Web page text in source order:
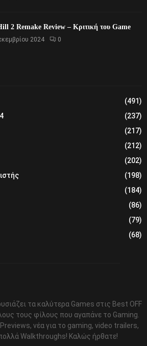
2 Remake Review – Κριτική του Game
2024 0
(491)
(237)
(217)
(212)
(202)
(198)
(184)
(86)
(79)
(68)
τα καλύτερα Games στις Best OFF
τους φίλους που αγαπάνε το Gaming.
νέα για το gaming, video trailers,
Walkthroughs! Καλώς ήρθατε!